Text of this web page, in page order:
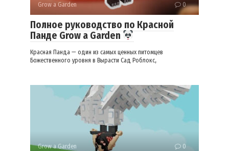
Grow a Garden 0
Полное руководство по Красной
Панде Grow a Garden
Красная Панда — один из самых ценных питомцев
Божественного уровня в Вырасти Сад Роблокс,
Grow a Garden 0